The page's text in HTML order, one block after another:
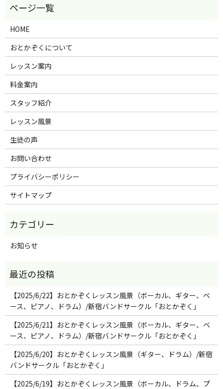
HOME
おとかぞくについて
レッスン案内
料金案内
スタッフ紹介
レッスン風景
生徒の声
お問い合わせ
プライバシーポリシー
サイトマップ
お知らせ
【2025/6/22】おとかぞくレッスン風景（ボーカル、ギター、ベ
ース、ピアノ、ドラム）/新宿バンドサークル「おとかぞく」
【2025/6/21】おとかぞくレッスン風景（ボーカル、ギター、ベ
ース、ピアノ、ドラム）/新宿バンドサークル「おとかぞく」
【2025/6/20】おとかぞくレッスン風景（ギター、ドラム）/新宿
バンドサークル「おとかぞく」
【2025/6/19】おとかぞくレッスン風景（ボーカル、ドラム、プ